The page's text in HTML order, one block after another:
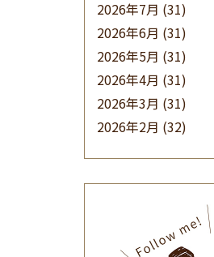
2026年7月 (31)
2026年6月 (31)
2026年5月 (31)
2026年4月 (31)
2026年3月 (31)
2026年2月 (32)
(32)
2025年9月(30)